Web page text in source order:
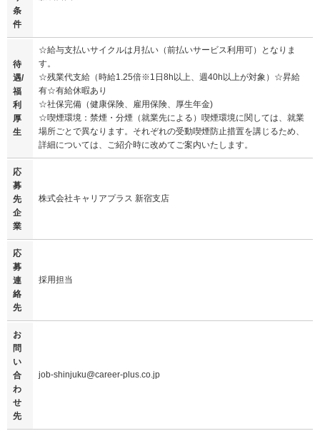
条
件
待
遇/
福
利
厚
生
☆給与支払いサイクルは月払い（前払いサービス利用可）となりま
す。
☆残業代支給（時給1.25倍※1日8h以上、週40h以上が対象）☆昇給
有☆有給休暇あり
☆社保完備（健康保険、雇用保険、厚生年金)
☆喫煙環境：禁煙・分煙（就業先による）喫煙環境に関しては、就業
場所ごとで異なります。それぞれの受動喫煙防止措置を講じるため、
詳細については、ご紹介時に改めてご案内いたします。
応
募
先
企
業
株式会社キャリアプラス 新宿支店
応
募
連
絡
先
採用担当
お
問
い
合
わ
せ
先
job-shinjuku@career-plus.co.jp